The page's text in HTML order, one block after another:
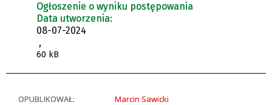
Ogłoszenie o wyniku postępowania
Data utworzenia:
08-07-2024
,
60 kB
OPUBLIKOWAŁ:
Marcin Sawicki